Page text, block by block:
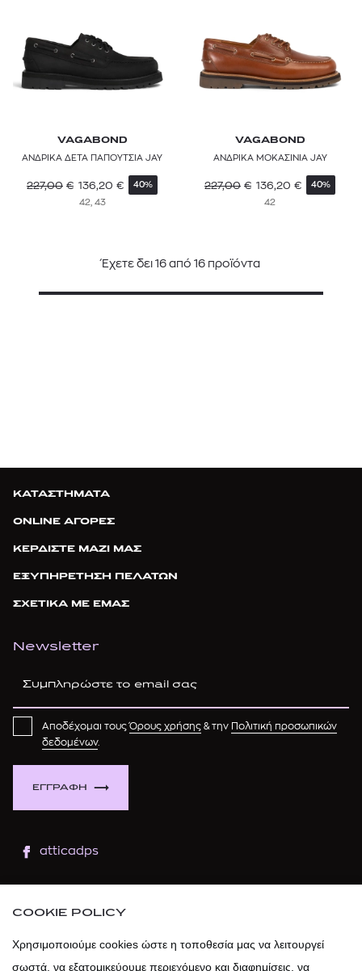
VAGABOND
ΑΝΔΡΙΚΑ ΔΕΤΑ ΠΑΠΟΥΤΣΙΑ JAY
227,00 € 136,20 € 40%
42, 43
VAGABOND
ΑΝΔΡΙΚΑ ΜΟΚΑΣΙΝΙΑ JAY
227,00 € 136,20 € 40%
42
Έχετε δει 16 από 16 προϊόντα
ΚΑΤΑΣΤΗΜΑΤΑ
ONLINE ΑΓΟΡΕΣ
ΚΕΡΔΙΣΤΕ ΜΑΖΙ ΜΑΣ
ΕΞΥΠΗΡΕΤΗΣΗ ΠΕΛΑΤΩΝ
ΣΧΕΤΙΚΑ ΜΕ ΕΜΑΣ
Newsletter
ΕΓΓΡΑΦΗ
Αποδέχομαι τουςΌρους χρήσης & την Πολιτική προσωπικών
δεδομένων.
atticadps
atticadps
COOKIE POLICY
Χρησιμοποιούμε cookies ώστε η τοποθεσία μας να λειτουργεί
σωστά, να εξατομικεύουμε περιεχόμενο και διαφημίσεις, να